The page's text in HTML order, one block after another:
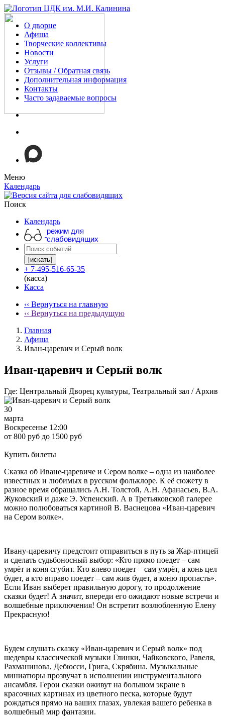
О дворце
Афиша
Творческие коллективы
Новости
Услуги
Отзывы / Обратная связь
Дополнительная информация
Контакты
Часто задаваемые вопросы
Меню
Календарь
Поиск
Календарь
режим для
слабовидящих
[искать]
+ 7-495-516-65-35
(касса)
Касса
‹‹ Вернуться на главную
‹‹ Вернуться на предыдущую
Главная
Афиша
Иван-царевич и Серый волк
Иван-царевич и Серый волк
Где: Центральный Дворец культуры, Театральный зал / Архив
30
марта
Воскресенье 12:00
от 800 руб до 1500 руб
Купить билеты
Сказка об Иване-царевиче и Сером волке – одна из наиболее
известных и любимых в русском фольклоре. К её сюжету в
разное время обращались А.Н. Толстой, А.Н. Афанасьев, В.А.
Жуковский и даже Э. Успенский. А в Третьяковской галерее
можно полюбоваться картиной В. Васнецова «Иван-царевич
на Сером волке».
Ивану-царевичу предстоит отправиться в путь за Жар-птицей
и сделать судьбоносный выбор: «Кто прямо поедет – сам
умрёт и коня сгубит. Кто влево поедет – сам умрёт, а конь цел
будет, а кто вправо поедет – сам жив будет, а коню пропасть».
Если Иван выберет правильную дорогу, то продолжение
сказки будет! А значит, впереди его ожидают новые встречи и
волшебные приключения! Он встретит возлюбленную Елену
Прекрасную!
Будем слушать сказку «Иван-царевич и Серый волк» под
шедевры классической музыки Глинки, Чайковского, Равеля,
Рахманинова, Дебюсси, Грига, Скрябина. Музыкальные
миниатюры прозвучат в исполнении инструментального
ансамбля. Герои сказки оживут на большом экране в
красочных картинах из цветного песка, которые будут
рождаться прямо на ваших глазах, увлекая вашего ребенка в
волшебный мир фантазии.